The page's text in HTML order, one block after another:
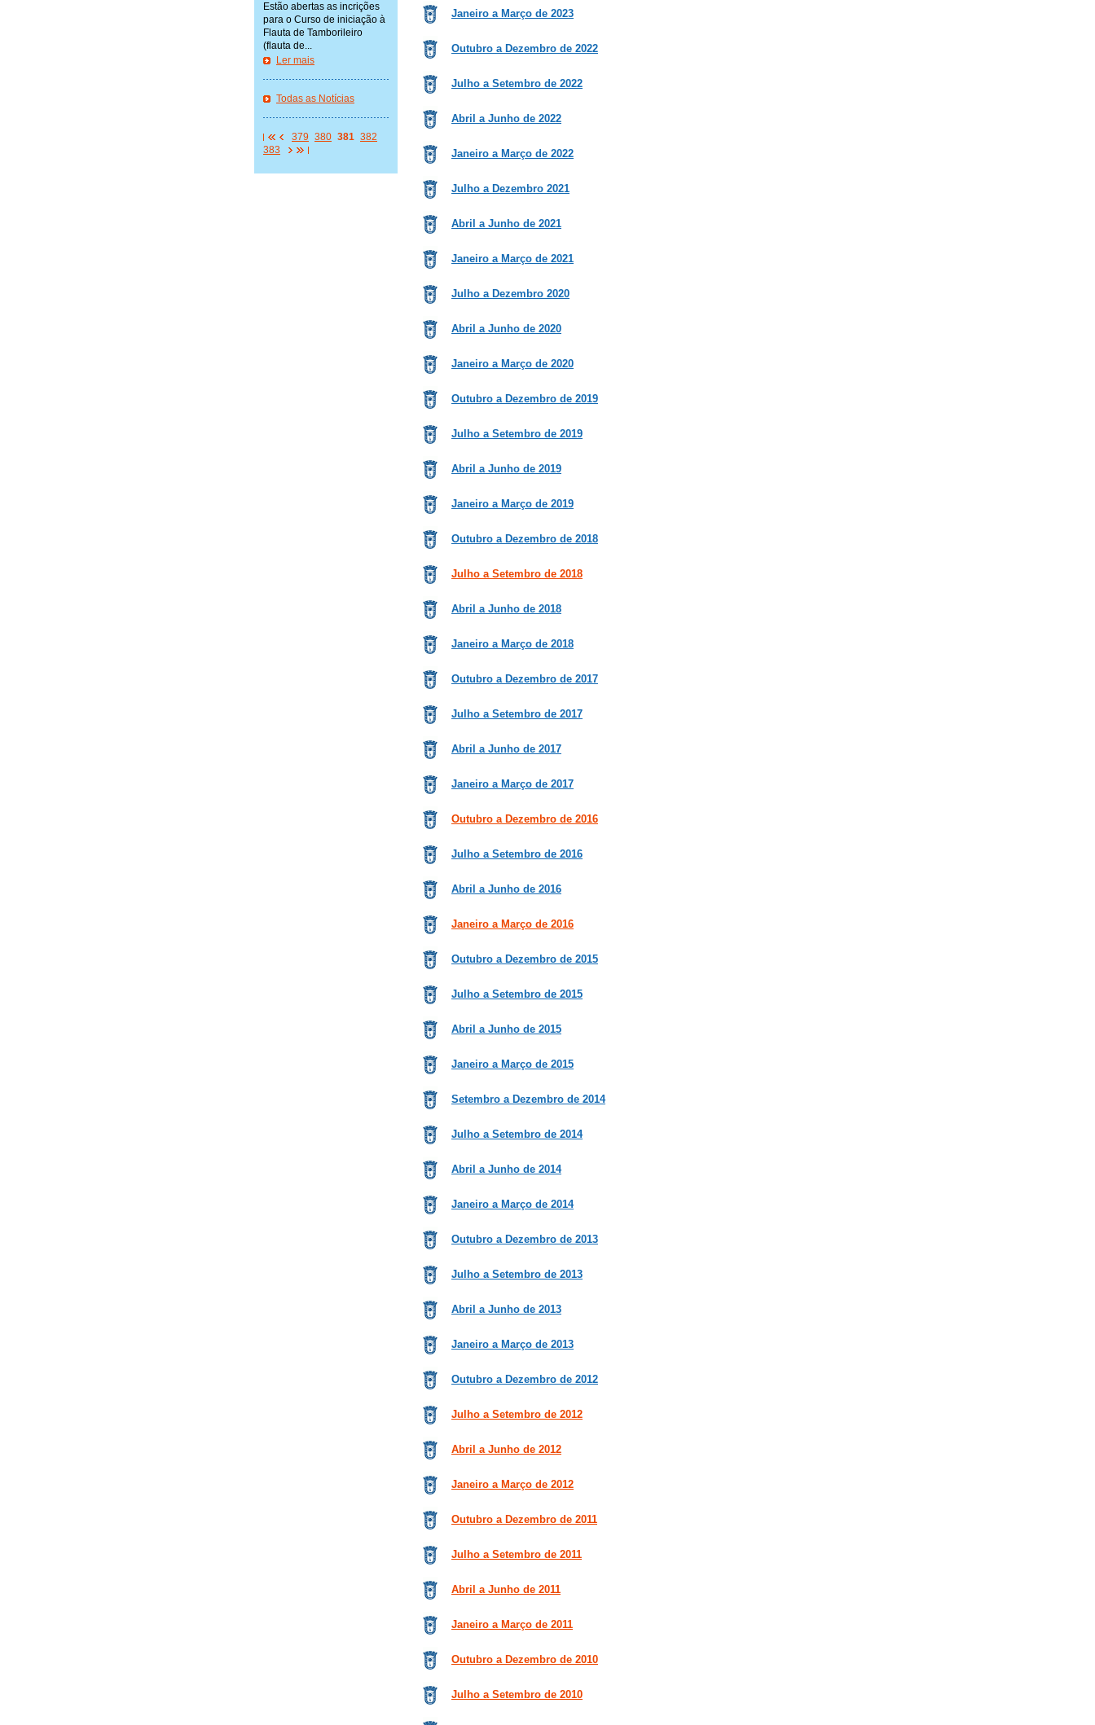
Janeiro a Março de 2023
Outubro a Dezembro de 2022
Julho a Setembro de 2022
Abril a Junho de 2022
Janeiro a Março de 2022
Julho a Dezembro 2021
Abril a Junho de 2021
Janeiro a Março de 2021
Julho a Dezembro 2020
Abril a Junho de 2020
Janeiro a Março de 2020
Outubro a Dezembro de 2019
Julho a Setembro de 2019
Abril a Junho de 2019
Janeiro a Março de 2019
Outubro a Dezembro de 2018
Julho a Setembro de 2018
Abril a Junho de 2018
Janeiro a Março de 2018
Outubro a Dezembro de 2017
Julho a Setembro de 2017
Abril a Junho de 2017
Janeiro a Março de 2017
Outubro a Dezembro de 2016
Julho a Setembro de 2016
Abril a Junho de 2016
Janeiro a Março de 2016
Outubro a Dezembro de 2015
Julho a Setembro de 2015
Abril a Junho de 2015
Janeiro a Março de 2015
Setembro a Dezembro de 2014
Julho a Setembro de 2014
Abril a Junho de 2014
Janeiro a Março de 2014
Outubro a Dezembro de 2013
Julho a Setembro de 2013
Abril a Junho de 2013
Janeiro a Março de 2013
Outubro a Dezembro de 2012
Julho a Setembro de 2012
Abril a Junho de 2012
Janeiro a Março de 2012
Outubro a Dezembro de 2011
Julho a Setembro de 2011
Abril a Junho de 2011
Janeiro a Março de 2011
Outubro a Dezembro de 2010
Julho a Setembro de 2010
Estão abertas as incrições
para o Curso de iniciação à
Flauta de Tamborileiro
(flauta de...
Ler mais
Todas as Notícias
379 380 381 382
383